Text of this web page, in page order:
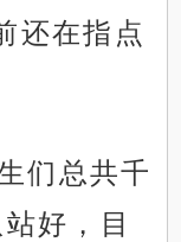
还在指点
们总共千
好，目